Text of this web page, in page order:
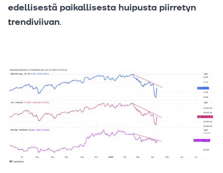
edellisestä paikallisesta huipusta piirretyn
trendiviivan.